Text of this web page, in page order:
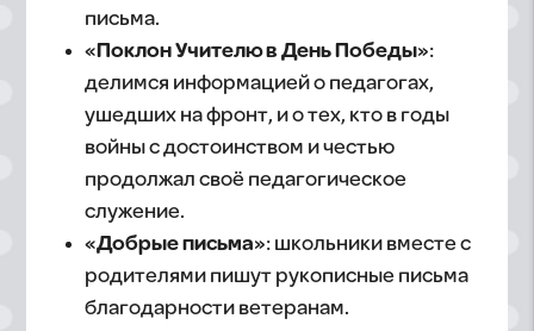
письма.
«Поклон Учителю в День Победы»:
делимся информацией о педагогах,
ушедших на фронт, и о тех, кто в годы
войны с достоинством и честью
продолжал своё педагогическое
служение.
«Добрые письма»: школьники вместе с
родителями пишут рукописные письма
благодарности ветеранам.